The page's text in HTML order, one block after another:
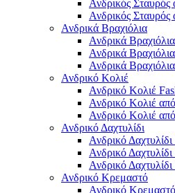
Ανδρικός
Ανδρικός
Ανδρικά Βραχιόλια
Ανδρικά
Ανδρικά
Ανδρικά
Ανδρικό Κολιέ
Ανδρικό Κολιέ
Ανδρικό Κολιέ
Ανδρικό Κολιέ
Ανδρικό Δαχτυλίδι
Ανδρικό
Ανδρικό
Ανδρικό
Ανδρικό Κρεμαστό
Ανδρικό